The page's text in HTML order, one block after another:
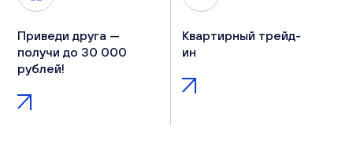
Приведи друга —
получи до 30 000
рублей!
Квартирный трейд-
ин